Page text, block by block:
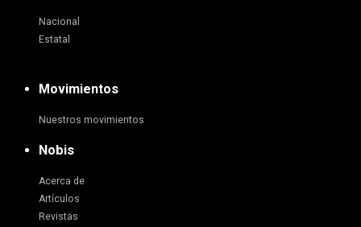
Nacional
Estatal
Movimientos
Nuestros movimientos
Nobis
Acerca de
Artículos
Revistas